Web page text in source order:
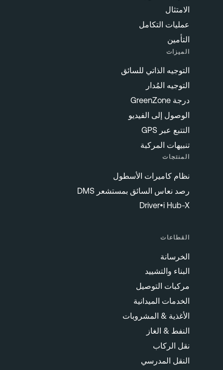
الامتثال
عمليات التكامل
التأمين
الميزات
التوجيه الذاتي للسائق
التوجيه المُدار
درجة GreenZone
الوصول إلى الفيديو
التتبع عبر GPS
تنبيهات المركبة
المنتجات
نظام كاميرات الأسطول
رصد نعاس السائق بمستشعر DMS
Driver•i Hub-X
القطاعات
الخرسانة
البناء والتشييد
مركبات التوصيل
الخدمات الميدانية
الأغذية & المشروبات
النفط & الغاز
نقل الركاب
النقل المدرسي